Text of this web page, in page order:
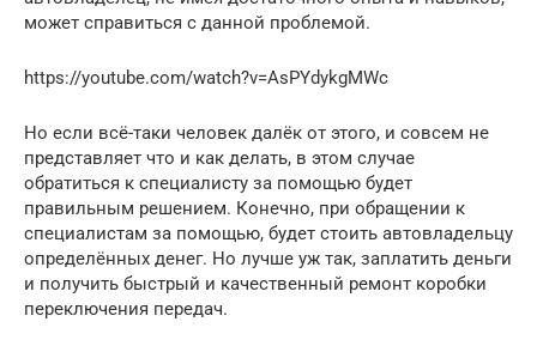
может справиться с данной проблемой.
https://youtube.com/watch?v=AsPYdykgMWc
Но если всё-таки человек далёк от этого, и совсем не
представляет что и как делать, в этом случае
обратиться к специалисту за помощью будет
правильным решением. Конечно, при обращении к
специалистам за помощью, будет стоить автовладельцу
определённых денег. Но лучше уж так, заплатить деньги
и получить быстрый и качественный ремонт коробки
переключения передач.